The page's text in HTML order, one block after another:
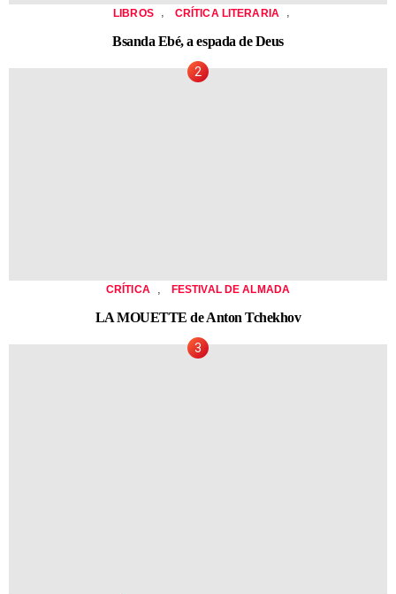
LIBROS CRÍTICA LITERARIA
Bsanda Ebé, a espada de Deus
CRÍTICA FESTIVAL DE ALMADA
LA MOUETTE de Anton Tchekhov